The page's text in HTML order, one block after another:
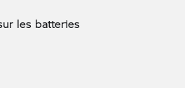
les batteries